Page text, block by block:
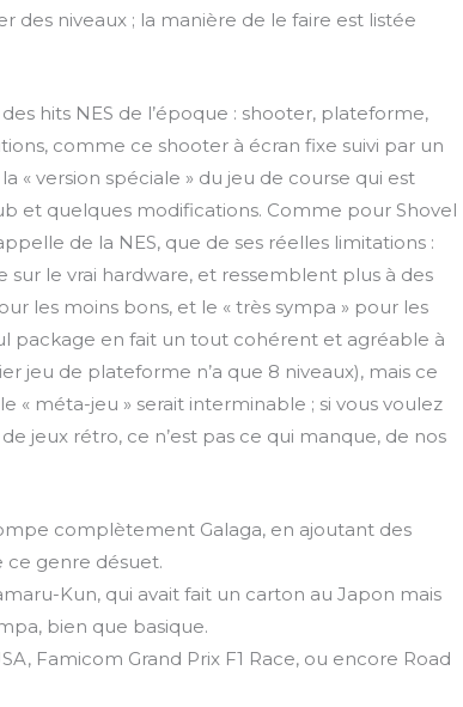
des niveaux ; la manière de le faire est listée
hits NES de l’époque : shooter, plateforme,
comme ce shooter à écran fixe suivi par un
« version spéciale » du jeu de course qui est
et quelques modifications. Comme pour Shovel
de la NES, que de ses réelles limitations :
le vrai hardware, et ressemblent plus à des
les moins bons, et le « très sympa » pour les
package en fait un tout cohérent et agréable à
jeu de plateforme n’a que 8 niveaux), mais ce
« méta-jeu » serait interminable ; si vous voulez
jeux rétro, ce n’est pas ce qui manque, de nos
complètement Galaga, en ajoutant des
ce genre désuet.
Kun, qui avait fait un carton au Japon mais
bien que basique.
Famicom Grand Prix F1 Race, ou encore Road